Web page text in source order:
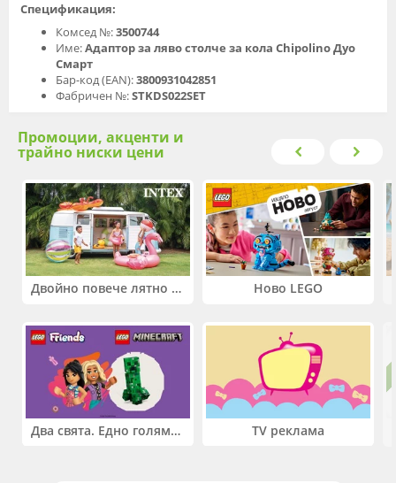
Спецификация:
Комсед №:3500744
Име:Адаптор за ляво столче за кола Chipolino Дуо
Смарт
Бар-код (EAN):3800931042851
Фабричен №:STKDS022SET
Промоции, акценти и
трайно ниски цени
Двойно повече лятно забавление! Купи 2 продукта INTEX и вземи -33%
Два свята. Едно голямо приключение. Купи 2 продукта LEGO® Friends и/или LEGO® Minecraft и вземи -27%
Ново LEGO
TV реклама